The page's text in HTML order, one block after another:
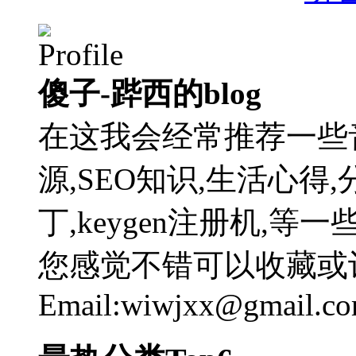
傻子-跸西的blog
在这我会经常推荐一
源,SEO知识,生活心得,
丁,keygen注册机,等一
您感觉不错可以收藏